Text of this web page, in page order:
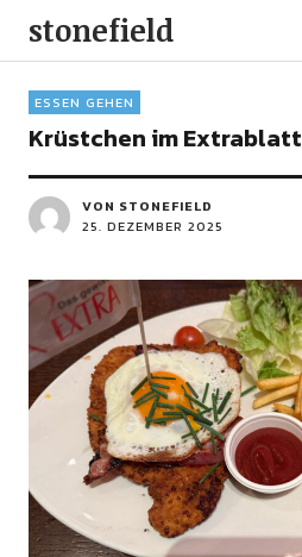
stonefield
ESSEN GEHEN
Krüstchen im Extrablatt
VON STONEFIELD
25. DEZEMBER 2025